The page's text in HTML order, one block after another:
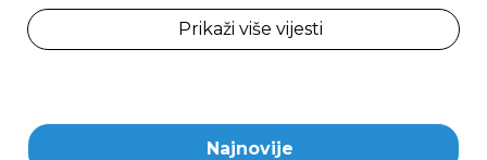
Prikaži više vijesti
Najnovije